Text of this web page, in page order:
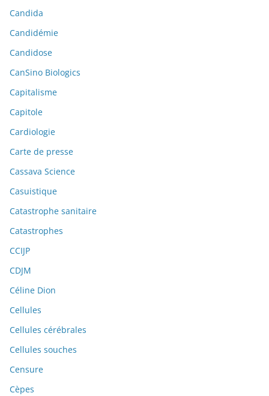
Candida
Candidémie
Candidose
CanSino Biologics
Capitalisme
Capitole
Cardiologie
Carte de presse
Cassava Science
Casuistique
Catastrophe sanitaire
Catastrophes
CCIJP
CDJM
Céline Dion
Cellules
Cellules cérébrales
Cellules souches
Censure
Cèpes